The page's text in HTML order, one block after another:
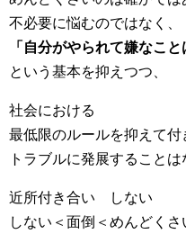
不必要に悩むのではなく、
「自分がやられて嫌なこと
という基本を抑えつつ、
社会における
最低限のルールを抑えて付
トラブルに発展することは
近所付き合い しない
しない＜面倒＜めんどく